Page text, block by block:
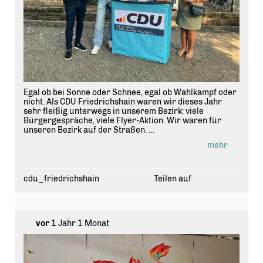
Egal ob bei Sonne oder Schnee, egal ob Wahlkampf oder
nicht. Als CDU Friedrichshain waren wir dieses Jahr
sehr fleißig unterwegs in unserem Bezirk: viele
Bürgergespräche, viele Flyer-Aktion. Wir waren für
unseren Bezirk auf der Straßen.
Jetzt geht es kurz für uns in die Sommerpause. Wir
Energie für unser Friedrichshain im Einsatz.
mehr
cdu_friedrichshain Teilen auf
vor1 Jahr 1 Monat